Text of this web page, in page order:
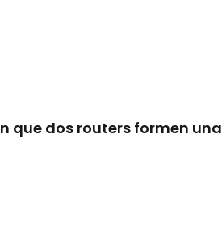
que dos routers formen una